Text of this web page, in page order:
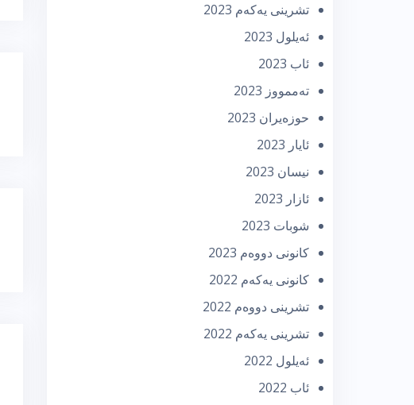
تشرینی یه‌كه‌م 2023
ئه‌یلول 2023
ئاب 2023
تەممووز 2023
حوزه‌یران 2023
ئایار 2023
نیسان 2023
ئازار 2023
شوبات 2023
كانونی دووه‌م 2023
كانونی یه‌كه‌م 2022
تشرینی دووه‌م 2022
تشرینی یه‌كه‌م 2022
ئه‌یلول 2022
ئاب 2022